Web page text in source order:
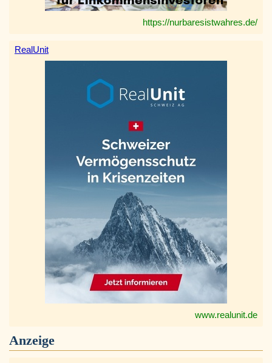
https://nurbaresistwahres.de/
RealUnit
www.realunit.de
Anzeige